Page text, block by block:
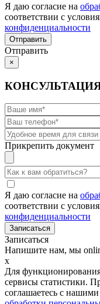
Я даю согласие на
соответствии с
конфиденциальности
Отправить
×
Прикрепить документ
Я даю согласие на
соответствии с
конфиденциальности
Записаться
Напишите нам, мы
x
Для
сервисы статистики.
соглашаетесь с нашими